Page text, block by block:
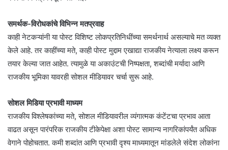
समर्थक-विरोधकांचे विभिन्न मतप्रवाह
काही नेटकऱ्यांनी या पोस्ट विशिष्ट लोकप्रतिनिधींच्या समर्थनार्थ असल्याचे मत व्यक्त
केले आहे. तर काहींच्या मते, काही पोस्ट मुद्दाम एखाद्या राजकीय नेत्याला लक्ष्य करून
तयार केल्या जात आहेत. त्यामुळे या अकाउंटची निष्पक्षता, शब्दांची मर्यादा आणि
राजकीय भूमिका यावरही सोशल मीडियावर चर्चा सुरू आहे.
सोशल मिडिया प्रभावी माध्यम
राजकीय विश्लेषकांच्या मते, सोशल मीडियावरील व्यंगात्मक कंटेंटचा प्रभाव आता
वाढत असून पारंपरिक राजकीय टीकेपेक्षा अशा पोस्ट सामान्य नागरिकांपर्यंत अधिक
वेगाने पोहोचतात. कमी शब्दांत आणि प्रभावी दृश्य माध्यमातून मांडलेले संदेश लोकांना